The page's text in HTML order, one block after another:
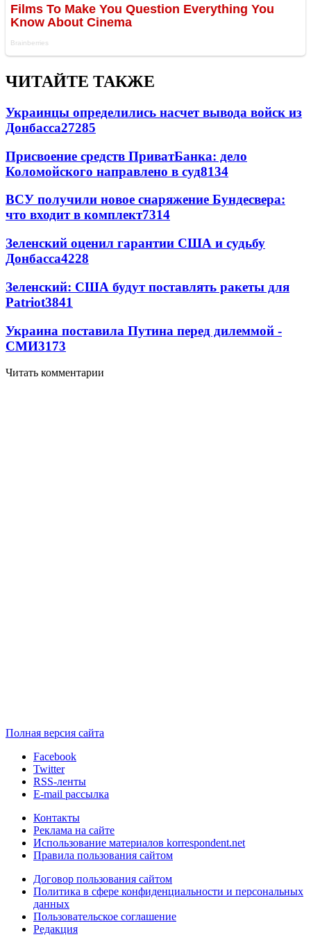
ЧИТАЙТЕ ТАКЖЕ
Украинцы определились насчет вывода войск из
Донбасса27285
Присвоение средств ПриватБанка: дело
Коломойского направлено в суд8134
ВСУ получили новое снаряжение Бундесвера:
что входит в комплект7314
Зеленский оценил гарантии США и судьбу
Донбасса4228
Зеленский: США будут поставлять ракеты для
Patriot3841
Украина поставила Путина перед дилеммой -
СМИ3173
Читать комментарии
Полная версия сайта
Facebook
Twitter
RSS-ленты
E-mail рассылка
Контакты
Реклама на сайте
Использование материалов korrespondent.net
Правила пользования сайтом
Договор пользования сайтом
Политика в сфере конфиденциальности и персональных
данных
Пользовательское соглашение
Редакция